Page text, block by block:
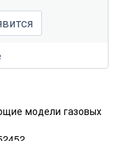
модели газовых